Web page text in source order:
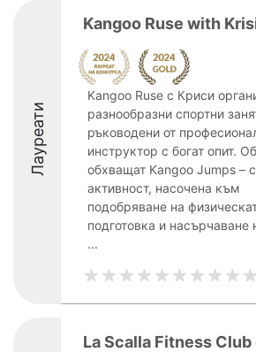
Лауреати
Kangoo Ruse with
Kangoo Ruse с Криси
разнообразни спортни
ръководени от
инструктор с богат опит.
обхващат Kangoo Jumps –
активност, насочена към
подобряване на
подготовка и насърчаване
...
La Scalla Fitness Club